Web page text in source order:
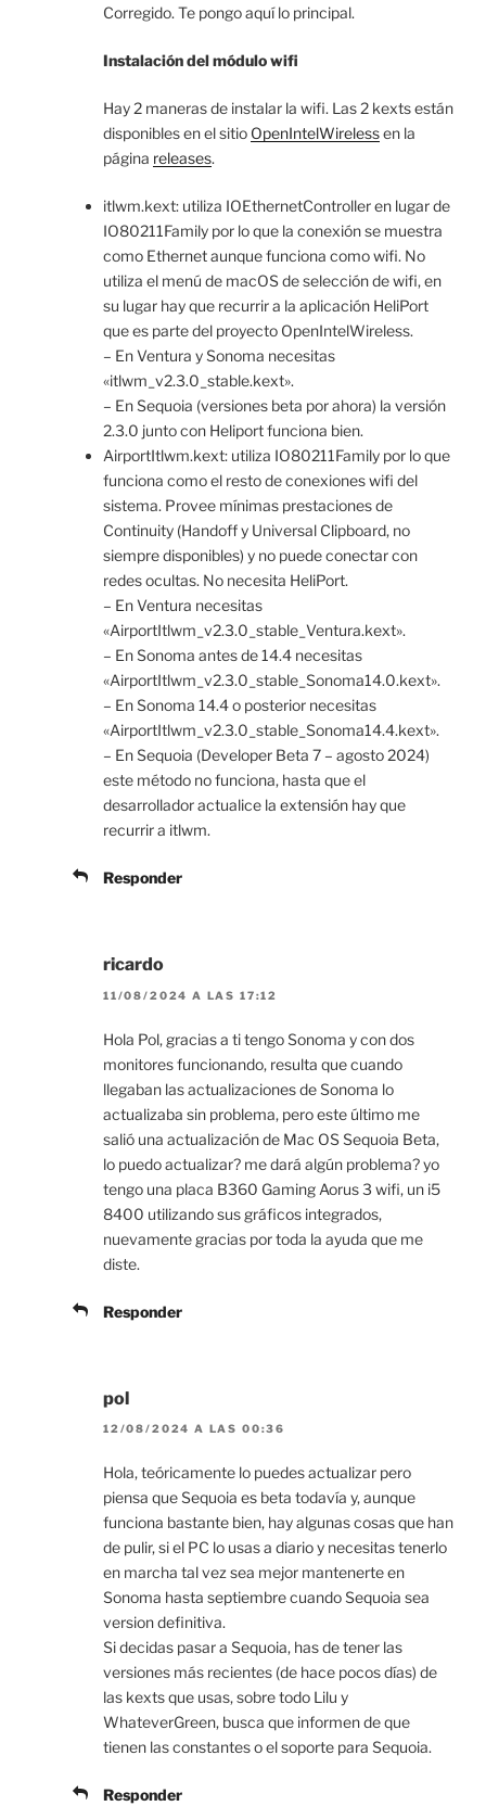
Corregido. Te pongo aquí lo principal.
Instalación del módulo wifi
Hay 2 maneras de instalar la wifi. Las 2 kexts están
disponibles en el sitio OpenIntelWirelessen la
página releases.
itlwm.kext: utiliza IOEthernetController en lugar de
IO80211Family por lo que la conexión se muestra
como Ethernet aunque funciona como wifi. No
utiliza el menú de macOS de selección de wifi, en
su lugar hay que recurrir a la aplicación HeliPort
que es parte del proyecto OpenIntelWireless.
– En Ventura y Sonoma necesitas
«itlwm_v2.3.0_stable.kext».
– En Sequoia (versiones beta por ahora) la versión
2.3.0 junto con Heliport funciona bien.
AirportItlwm.kext: utiliza IO80211Family por lo que
funciona como el resto de conexiones wifi del
sistema. Provee mínimas prestaciones de
Continuity (Handoff y Universal Clipboard, no
siempre disponibles) y no puede conectar con
redes ocultas. No necesita HeliPort.
– En Ventura necesitas
«AirportItlwm_v2.3.0_stable_Ventura.kext».
– En Sonoma antes de 14.4 necesitas
«AirportItlwm_v2.3.0_stable_Sonoma14.0.kext».
– En Sonoma 14.4 o posterior necesitas
«AirportItlwm_v2.3.0_stable_Sonoma14.4.kext».
– En Sequoia (Developer Beta 7 – agosto 2024)
este método no funciona, hasta que el
desarrollador actualice la extensión hay que
recurrir a itlwm.
Responder
ricardo
11/08/2024 A LAS 17:12
Hola Pol, gracias a ti tengo Sonoma y con dos
monitores funcionando, resulta que cuando
llegaban las actualizaciones de Sonoma lo
actualizaba sin problema, pero este último me
salió una actualización de Mac OS Sequoia Beta,
lo puedo actualizar? me dará algún problema? yo
tengo una placa B360 Gaming Aorus 3 wifi, un i5
8400 utilizando sus gráficos integrados,
nuevamente gracias por toda la ayuda que me
diste.
Responder
pol
12/08/2024 A LAS 00:36
Hola, teóricamente lo puedes actualizar pero
piensa que Sequoia es beta todavía y, aunque
funciona bastante bien, hay algunas cosas que han
de pulir, si el PC lo usas a diario y necesitas tenerlo
en marcha tal vez sea mejor mantenerte en
Sonoma hasta septiembre cuando Sequoia sea
version definitiva.
Si decidas pasar a Sequoia, has de tener las
versiones más recientes (de hace pocos días) de
las kexts que usas, sobre todo Lilu y
WhateverGreen, busca que informen de que
tienen las constantes o el soporte para Sequoia.
Responder